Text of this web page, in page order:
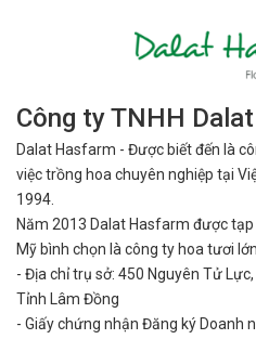
Công ty TNHH
Dalat Hasfarm - Được biết đến là
việctrồng hoa chuyên nghiệp tại
1994.
Năm 2013 Dalat Hasfarm được
Mỹ bình chọn là công ty hoa tươi
- Địa chỉ trụ sở: 450 Nguyên Tử
Tỉnh Lâm Đồng
- Giấy chứng nhận Đăng ký Doanh